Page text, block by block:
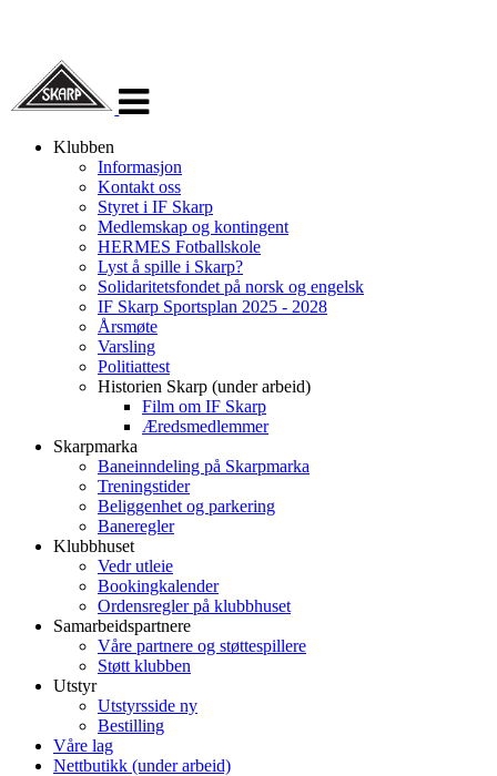
navigasjon
Klubben
Informasjon
Kontakt oss
Styret i IF Skarp
Medlemskap og kontingent
HERMES Fotballskole
Lyst å spille i Skarp?
Solidaritetsfondet på norsk og engelsk
IF Skarp Sportsplan 2025 - 2028
Årsmøte
Varsling
Politiattest
Historien Skarp (under arbeid)
Film om IF Skarp
Æredsmedlemmer
Skarpmarka
Baneinndeling på Skarpmarka
Treningstider
Beliggenhet og parkering
Baneregler
Klubbhuset
Vedr utleie
Bookingkalender
Ordensregler på klubbhuset
Samarbeidspartnere
Våre partnere og støttespillere
Støtt klubben
Utstyr
Utstyrsside ny
Bestilling
Våre lag
Nettbutikk (under arbeid)